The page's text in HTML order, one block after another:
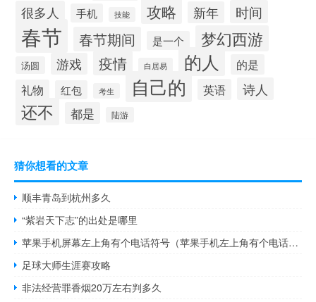
很多人 手机 技能 攻略 新年 时间
春节 春节期间 是一个 梦幻西游
汤圆 游戏 疫情 白居易 的人
的是
礼物
红包 考生 自己的 英语 诗人
还不 都是 陆游
猜你想看的文章
顺丰青岛到杭州多久
“紫岩天下志”的出处是哪里
苹果手机屏幕左上角有个电话符号（苹果手机左上角有个电话符号）
足球大师生涯赛攻略
非法经营罪香烟20万左右判多久